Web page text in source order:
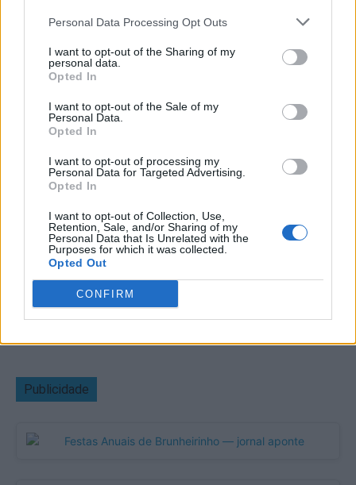
Personal Data Processing Opt Outs
I want to opt-out of the Sharing of my
personal data.
Opted In
I want to opt-out of the Sale of my
Personal Data.
Opted In
I want to opt-out of processing my
Personal Data for Targeted Advertising.
Opted In
I want to opt-out of Collection, Use,
Retention, Sale, and/or Sharing of my
Personal Data that Is Unrelated with the
Purposes for which it was collected.
Opted Out
CONFIRM
Vale de Horta celebra três dias de festa em
Bemposta –...
5 de Agosto, 2026
“Três dias de festa, música e tradição em Vale de Horta.”
Matuzas Ponte de Sor: organização e
impacto da Concentração Motard 2026
Publicidade